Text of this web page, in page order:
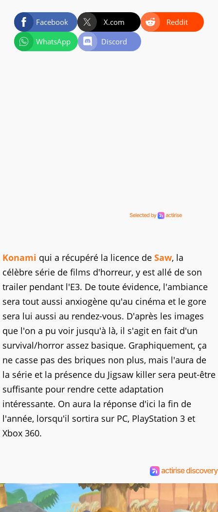
Facebook X.com
Reddit
WhatsApp
Discord
Konami qui a récupéré la licence de Saw, la
célèbre série de films d'horreur, y est allé de son
trailer pendant l'E3. De toute évidence, l'ambiance
sera tout aussi anxiogène qu'au cinéma et le gore
sera lui aussi au rendez-vous. D'après les images
que l'on a pu voir jusqu'à là, il s'agit en fait d'un
survival/horror assez basique. Graphiquement, ça
ne casse pas des briques non plus, mais l'aura de
la série et la présence du Jigsaw killer sera peut-être
suffisante pour rendre cette adaptation
intéressante. On aura la réponse d'ici la fin de
l'année, lorsqu'il sortira sur PC, PlayStation 3 et
Xbox 360.